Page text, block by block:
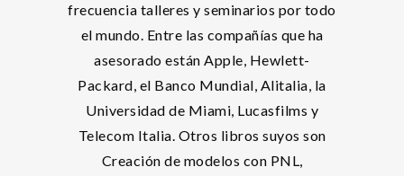
frecuencia talleres y seminarios por todo
el mundo. Entre las compañías que ha
asesorado están Apple, Hewlett-
Packard, el Banco Mundial, Alitalia, la
Universidad de Miami, Lucasfilms y
Telecom Italia. Otros libros suyos son
Creación de modelos con PNL,